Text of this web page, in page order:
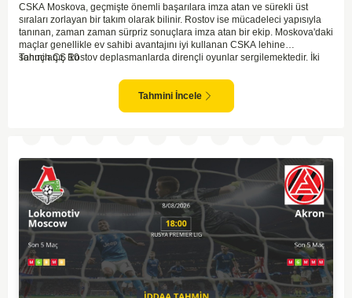
CSKA Moskova, geçmişte önemli başarılara imza atan ve sürekli üst
sıraları zorlayan bir takım olarak bilinir. Rostov ise mücadeleci yapısıyla
tanınan, zaman zaman sürpriz sonuçlara imza atan bir ekip. Moskova'daki
maçlar genellikle ev sahibi avantajını iyi kullanan CSKA lehine
sonuçlanır. Rostov deplasmanlarda dirençli oyunlar sergilemektedir. İki
göstermektedir. CSKA'nın evinde oynayacak olması ve genel istatistikler
göz önüne alındığında, CSKA'nın sahasında kolay kolay puan
kaybetmeyeceğini söyleyebiliriz.
Tahmin ÇŞ 10
Tahmini İncele